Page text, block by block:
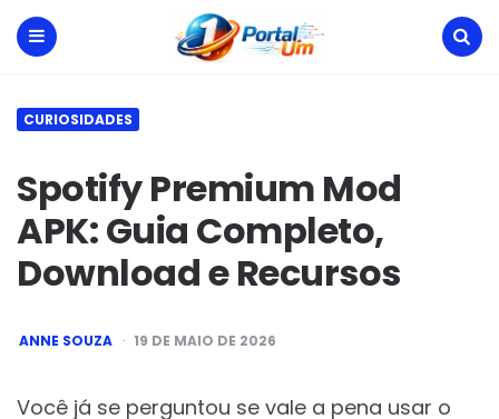
CURIOSIDADES
Spotify Premium Mod
APK: Guia Completo,
Download e Recursos
POSTED
BY
ANNE SOUZA 19 DE MAIO DE 2026
Você já se perguntou se vale a pena usar o